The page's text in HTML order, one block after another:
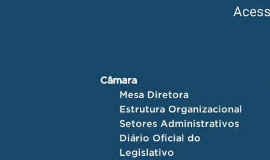
Câmara
Mesa Diretora
Estrutura Organizacional
Setores Administrativos
Diário Oficial do
Legislativo